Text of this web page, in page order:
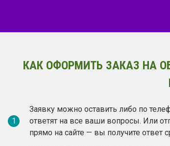
КАК ОФОРМИТЬ ЗАКАЗ НА
1
Заявку можно оставить либо по
ответят на все ваши вопросы. Или
прямо на сайте — вы получите ответ